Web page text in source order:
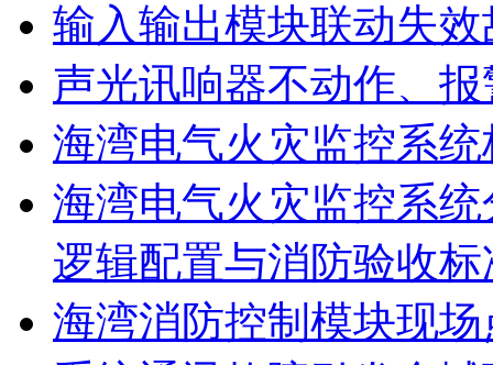
输入输出模块联动失效
声光讯响器不动作、
海湾电气火灾监控系
海湾电气火灾监控系
逻辑配置与消防验收标
海湾消防控制模块现